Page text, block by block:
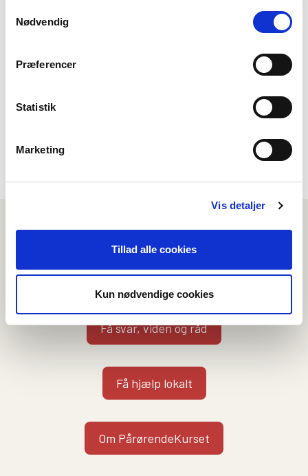
Nødvendig
Præferencer
Statistik
Marketing
Vis detaljer
Tillad alle cookies
Kun nødvendige cookies
denne side?
Vi kan hjælpe dig på flere måder
Kontakt en rådgiver
Få svar, viden og råd
Få hjælp lokalt
Om PårørendeKurset